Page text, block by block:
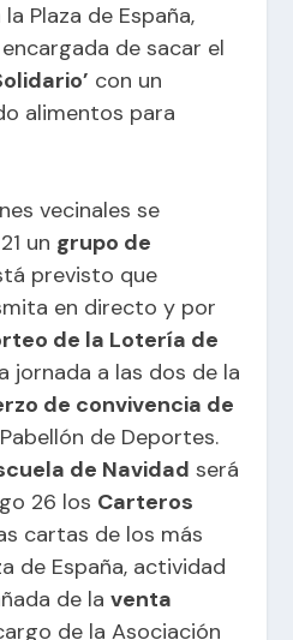
Plaza de España,
de sacar el
con un
alimentos para
vecinales se
un grupo de
previsto que
en directo y por
de la Lotería de
jornada a las dos de la
de convivencia de
de Deportes.
de Navidad será
26 los Carteros
cartas de los más
de España, actividad
de laventa
de la Asociación